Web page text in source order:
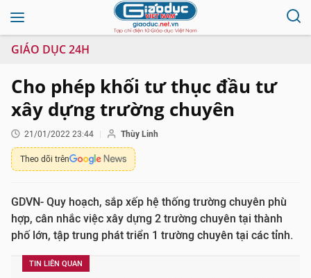
GIÁO DỤC 24H
Cho phép khối tư thục đầu tư
xây dựng trường chuyên
21/01/2022 23:44 Thùy Linh
Theo dõi trên
GDVN- Quy hoạch, sắp xếp hệ thống trường chuyên phù
hợp, cân nhắc việc xây dựng 2 trường chuyên tại thành
phố lớn, tập trung phát triển 1 trường chuyên tại các tỉnh.
TIN LIÊN QUAN